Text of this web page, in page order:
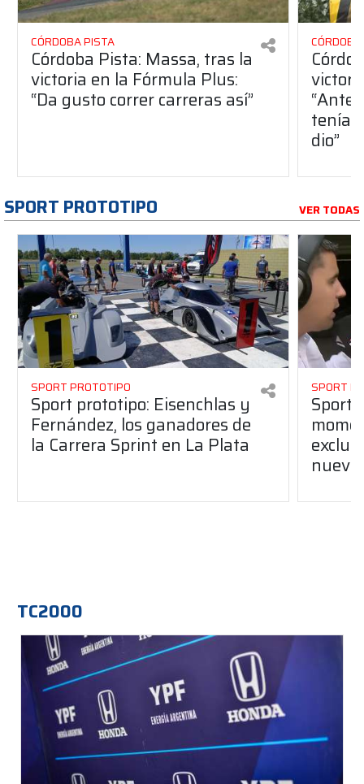
CÓRDOBA PISTA
Córdoba Pista: Massa, tras la
victoria en la Fórmula Plus:
“Da gusto correr carreras así”
dio”
SPORT PROTOTIPO VER TODAS
SPORT PROTOTIPO
Sport prototipo: Eisenchlas y
Fernández, los ganadores de
la Carrera Sprint en La Plata
SPORT
Sport
TC2000